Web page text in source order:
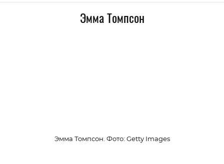
Эмма Томпсон
Эмма Томпсон. Фото: Getty Images